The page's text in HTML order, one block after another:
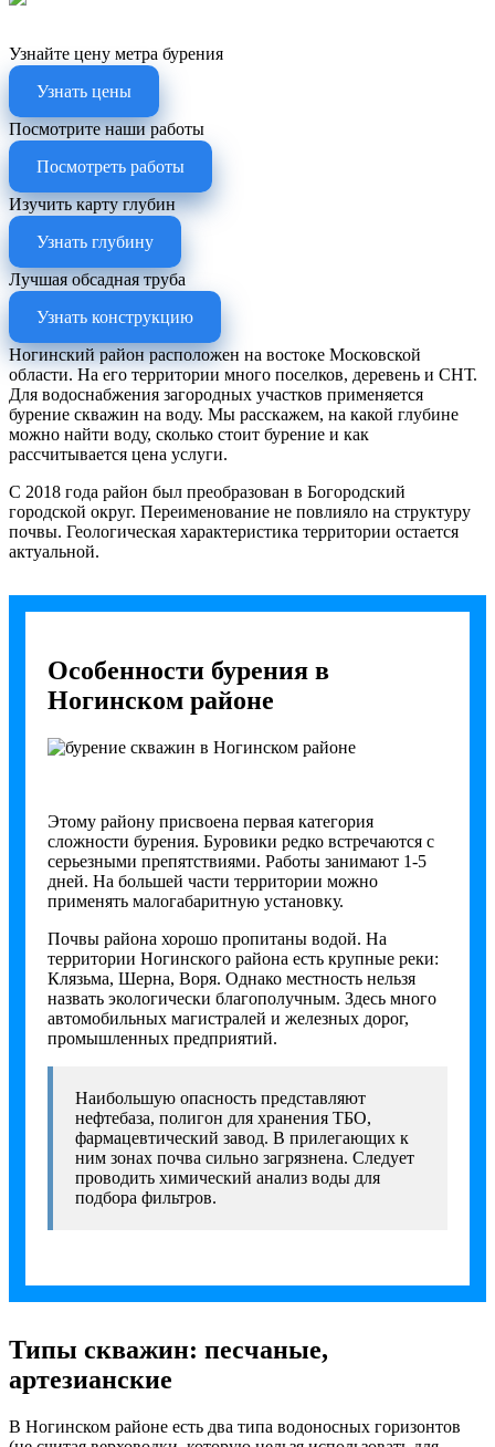
Узнайте цену метра бурения
Узнать цены
Посмотрите наши работы
Посмотреть работы
Изучить карту глубин
Узнать глубину
Лучшая обсадная труба
Узнать конструкцию
Ногинский район расположен на востоке Московской
области. На его территории много поселков, деревень и СНТ.
Для водоснабжения загородных участков применяется
бурение скважин на воду. Мы расскажем, на какой глубине
можно найти воду, сколько стоит бурение и как
рассчитывается цена услуги.
С 2018 года район был преобразован в Богородский
городской округ. Переименование не повлияло на структуру
почвы. Геологическая характеристика территории остается
актуальной.
Особенности бурения в
Ногинском районе
Этому району присвоена первая категория
сложности бурения. Буровики редко встречаются с
серьезными препятствиями. Работы занимают 1-5
дней. На большей части территории можно
применять малогабаритную установку.
Почвы района хорошо пропитаны водой. На
территории Ногинского района есть крупные реки:
Клязьма, Шерна, Воря. Однако местность нельзя
назвать экологически благополучным. Здесь много
автомобильных магистралей и железных дорог,
промышленных предприятий.
Наибольшую опасность представляют
нефтебаза, полигон для хранения ТБО,
фармацевтический завод. В прилегающих к
ним зонах почва сильно загрязнена. Следует
проводить химический анализ воды для
подбора фильтров.
Типы скважин: песчаные,
артезианские
В Ногинском районе есть два типа водоносных горизонтов